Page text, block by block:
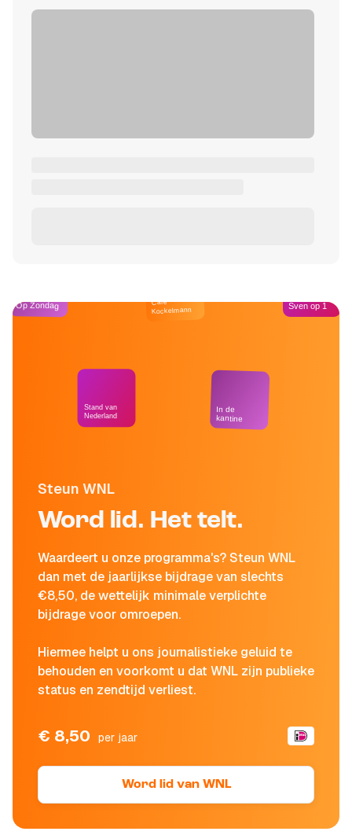
Steun WNL
Word lid. Het telt.
Waardeert u onze programma's? Steun WNL
dan met de jaarlijkse bijdrage van slechts
€8,50, de wettelijk minimale verplichte
bijdrage voor omroepen.
Hiermee helpt u ons journalistieke geluid te
behouden en voorkomt u dat WNL zijn publieke
status en zendtijd verliest.
€ 8,50 per jaar
Word lid van WNL
Op Zondag
Stand van
Nederland
Café
Kockelmann
In de
kantine
Sven op 1